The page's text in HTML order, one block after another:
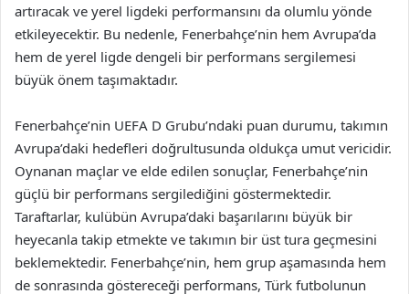
artıracak ve yerel ligdeki performansını da olumlu yönde
etkileyecektir. Bu nedenle, Fenerbahçe’nin hem Avrupa’da
hem de yerel ligde dengeli bir performans sergilemesi
büyük önem taşımaktadır.
Fenerbahçe’nin UEFA D Grubu’ndaki puan durumu, takımın
Avrupa’daki hedefleri doğrultusunda oldukça umut vericidir.
Oynanan maçlar ve elde edilen sonuçlar, Fenerbahçe’nin
güçlü bir performans sergilediğini göstermektedir.
Taraftarlar, kulübün Avrupa’daki başarılarını büyük bir
heyecanla takip etmekte ve takımın bir üst tura geçmesini
beklemektedir. Fenerbahçe’nin, hem grup aşamasında hem
de sonrasında göstereceği performans, Türk futbolunun